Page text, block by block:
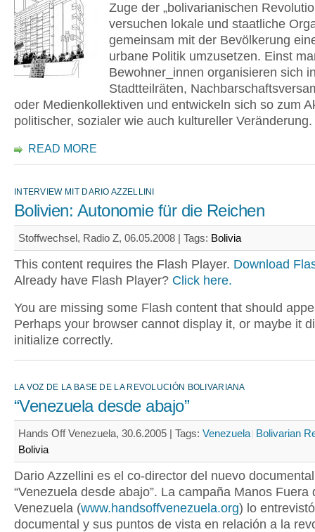
Zuge der „bolivarianischen
versuchen lokale und staatliche
gemeinsam mit der Bevölkerung
urbane Politik umzusetzen. Einst
Bewohner_innen organisieren sich
Stadtteilräten,
oder Medienkollektiven und entwickeln sich so zum
politischer, sozialer wie auch kultureller Veränderung.
READ MORE
INTERVIEW MIT DARIO AZZELLINI
Bolivien: Autonomie für die Reichen
Stoffwechsel, Radio Z, 06.05.2008 | Tags: Bolivia
This content requires the Flash Player. Download
Already have Flash Player? Click here.
You are missing some Flash content that should
Perhaps your browser cannot display it, or maybe it
initialize correctly.
LA VOZ DE LA BASE DE LA REVOLUCIÓN BOLIVARIANA
“Venezuela desde abajo”
Hands Off Venezuela, 30.6.2005 | Tags: Venezuela Bolivarian
Bolivia
Dario Azzellini es el co-director del nuevo documental
“Venezuela desde abajo”. La campaña Manos Fuera
Venezuela (www.handsoffvenezuela.org) lo
documental y sus puntos de vista en relación a la